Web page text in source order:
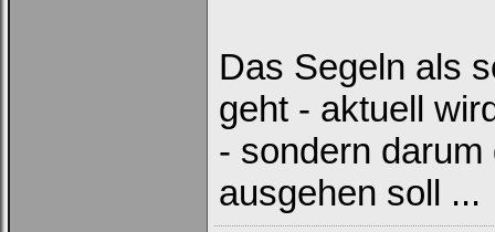
Das Segeln als
geht - aktuell
- sondern
ausgehen soll ...